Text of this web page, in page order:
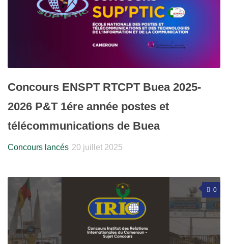
Concours ENSPT RTCPT Buea 2025-
2026 P&T 1ére année postes et
télécommunications de Buea
Concours lancés 20 juillet 2025
0